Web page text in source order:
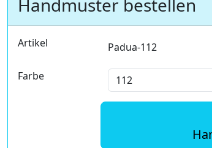
Handmuster bestellen
Artikel Padua-112
Farbe